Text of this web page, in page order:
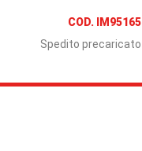
COD. IM95165
Spedito precaricato